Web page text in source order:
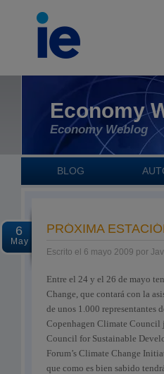
Economy
Economy Weblog
BLOG
6
May
PRÓXIMA
Escrito el 6 mayo 2009 por
Entre el 24 y el 26 de mayo
Change, que contará con la
de unos 1.000 representantes
Copenhagen Climate Council
Council for Sustainable
Forum’s Climate Change
que como es bien sabido